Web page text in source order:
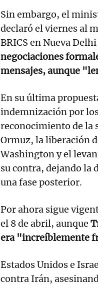
Sin embargo, el
declaró el viernes al
BRICS en Nueva
negociaciones
mensajes, aunque
En su última
indemnización por
reconocimiento de la
Ormuz, la liberación
Washington y el
su contra, dejando la
una fase posterior.
Por ahora sigue
el 8 de abril, aunque
era "increíblemente
Estados Unidos e
contra Irán,